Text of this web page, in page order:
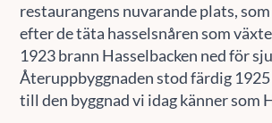
restaurangens nuvarande plats,
efter de täta hasselsnåren som
1923 brann Hasselbacken ned för
Återuppbyggnaden stod färdig
till den byggnad vi idag känner som